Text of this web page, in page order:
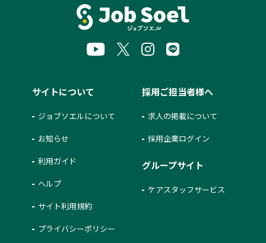
サイトについて
ジョブソエルについて
お知らせ
利用ガイド
ヘルプ
サイト利用規約
プライバシーポリシー
採用ご担当者様へ
求人の掲載について
採用企業ログイン
グループサイト
ケアスタッフサービス